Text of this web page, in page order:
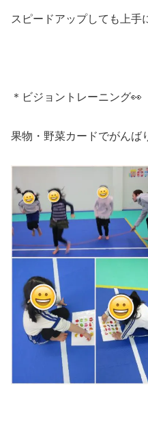
スピードアップしても上手
＊ビジョントレーニング👀
果物・野菜カードでがんば